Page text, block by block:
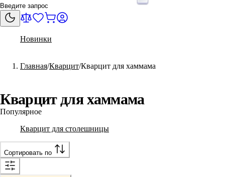
Новинки
Главная Кварцит Кварцит для хаммама
Кварцит для хаммама
Популярное
Кварцит для столешницы
Сортировать по